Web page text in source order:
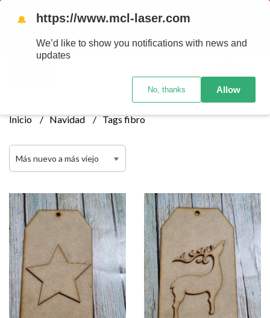
Tenemos envios a todo el pais!........ Los envios Por MENOR se
realizan 48 hs habiles porteriores al pago , los pedidos por
MAYOR se envian 7 dias posteriores al pago del pedido
Inicio Navidad Tags fibro
🔔 https://www.mcl-laser.com
We’d like to show you notifications with news and
updates
No, thanks Allow